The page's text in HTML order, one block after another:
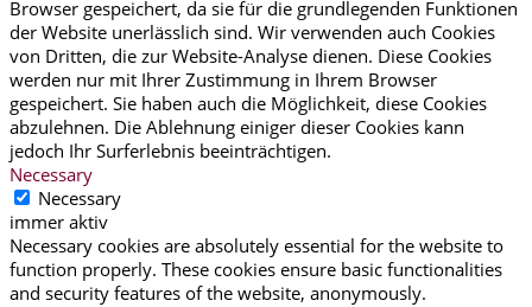
Browser gespeichert, da sie für die grundlegenden Funktionen
der Website unerlässlich sind. Wir verwenden auch Cookies
von Dritten, die zur Website-Analyse dienen. Diese Cookies
werden nur mit Ihrer Zustimmung in Ihrem Browser
gespeichert. Sie haben auch die Möglichkeit, diese Cookies
abzulehnen. Die Ablehnung einiger dieser Cookies kann
jedoch Ihr Surferlebnis beeinträchtigen.
Necessary
Necessary
immer aktiv
Necessary cookies are absolutely essential for the website to
function properly. These cookies ensure basic functionalities
and security features of the website, anonymously.